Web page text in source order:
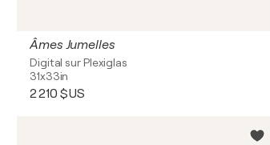
Âmes Jumelles
Digital sur Plexiglas
31x33in
2 210 $US